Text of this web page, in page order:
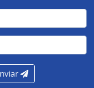
gestão, oferta /
de negócios,
e cobertura e
categorias totalizam